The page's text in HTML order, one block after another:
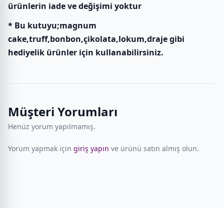
ürünlerin iade ve değişimi yoktur
* Bu kutuyu;magnum
cake,truff,bonbon,çikolata,lokum,draje gibi
hediyelik ürünler için kullanabilirsiniz.
Müşteri Yorumları
Henüz yorum yapılmamış.
Yorum yapmak için giriş yapın ve ürünü satın almış olun.